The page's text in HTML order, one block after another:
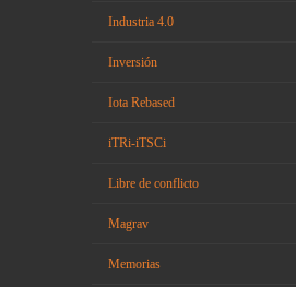
Industria 4.0
Inversión
Iota Rebased
iTRi-iTSCi
Libre de conflicto
Magrav
Memorias